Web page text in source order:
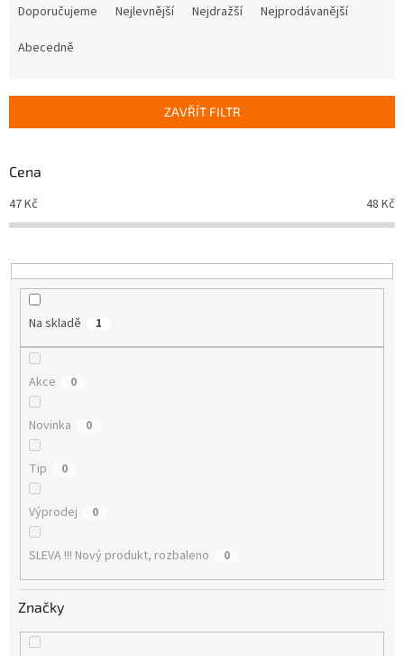
r
d
k
t
Doporučujeme Nejlevnější Nejdražší
Nejprodávanější
Abecedně
ZAVŘÍT FILTR
Cena
47Kč 48 Kč
Na skladě 1
Akce 0
Novinka 0
Tip 0
Výprodej 0
SLEVA !!! Nový produkt, rozbaleno 0
Značky